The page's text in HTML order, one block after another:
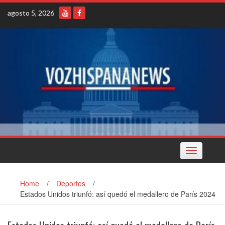
Skip
content
agosto 5, 2026
Toggle
navigation
Home / Deportes
/
Estados Unidos triunfó: así quedó el medallero de París 2024